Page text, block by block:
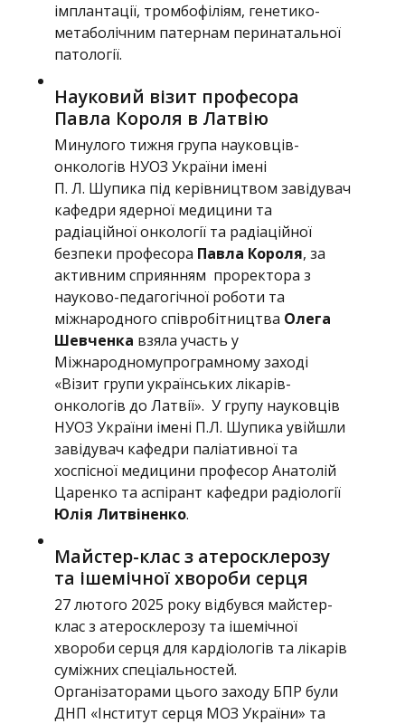
імплантації, тромбофіліям, генетико-
метаболічним патернам перинатальної
патології.
Науковий візит професора
Павла Короля в Латвію
Минулого тижня група науковців-
онкологів НУОЗ України імені
П. Л. Шупика під керівництвом завідувач
кафедри ядерної медицини та
радіаційної онкології та радіаційної
безпеки професора Павла Короля, за
активним сприянням проректора з
науково-педагогічної роботи та
міжнародного співробітництва Олега
Шевченка взяла участь у
Міжнародномупрограмному заході
«Візит групи українських лікарів-
онкологів до Латвії». У групу науковців
НУОЗ України імені П.Л. Шупика увійшли
завідувач кафедри паліативної та
хоспісної медицини професор Анатолій
Царенко та аспірант кафедри радіології
Юлія Литвіненко.
Майстер-клас з атеросклерозу
та ішемічної хвороби серця
27 лютого 2025 року відбувся майстер-
клас з атеросклерозу та ішемічної
хвороби серця для кардіологів та лікарів
суміжних спеціальностей.
Організаторами цього заходу БПР були
ДНП «Інститут серця МОЗ України» та